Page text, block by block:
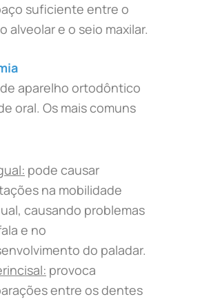
suficiente entre o
alveolar e o seio maxilar.
aparelho ortodôntico
oral. Os mais comuns
pode causar
na mobilidade
causando problemas
e no
do paladar.
provoca
entre os dentes